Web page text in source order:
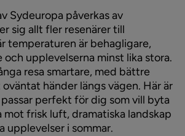
Sydeuropa påverkas av
sig allt fler resenärer till
temperaturen är behagligare,
och upplevelserna minst lika stora.
resa smartare, med bättre
händer längs vägen. Här är
perfekt för dig som vill byta
frisk luft, dramatiska landskap
upplevelser i sommar.